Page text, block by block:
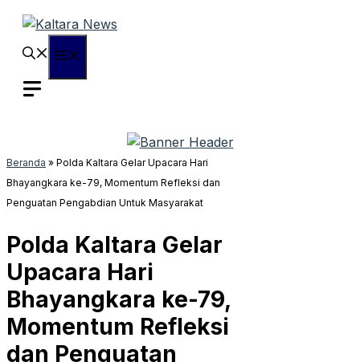
Langsung
Beranda » Polda Kaltara Gelar Upacara Hari
Bhayangkara ke-79, Momentum Refleksi dan
Penguatan Pengabdian Untuk Masyarakat
Polda Kaltara Gelar
Upacara Hari
Bhayangkara ke-79,
Momentum Refleksi
dan Penguatan